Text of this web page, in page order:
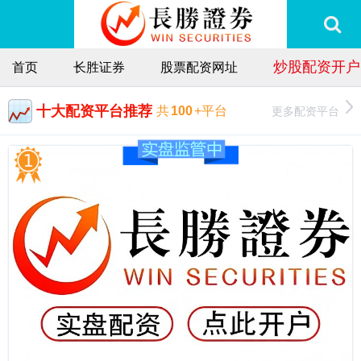
首页 长胜证券 股票配资网址 炒股配资开户
十大配资平台推荐 共100+平台 更多配资平台